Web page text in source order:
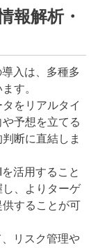
報解析・
入は、多種多
す。
をリアルタイ
予想を立てる
断に直結しま
活用すること
、よりターゲ
することが可
リスク管理や